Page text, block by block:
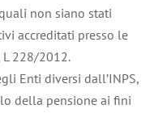
non siano stati
accreditati presso le
L 228/2012.
Enti diversi dall’INPS,
della pensione ai fini